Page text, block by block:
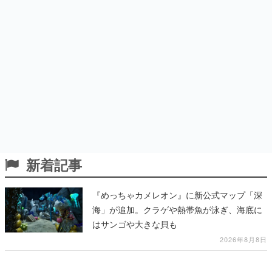
新着記事
『めっちゃカメレオン』に新公式マップ「深
海」が追加。クラゲや熱帯魚が泳ぎ、海底に
はサンゴや大きな貝も
2026年8月8日